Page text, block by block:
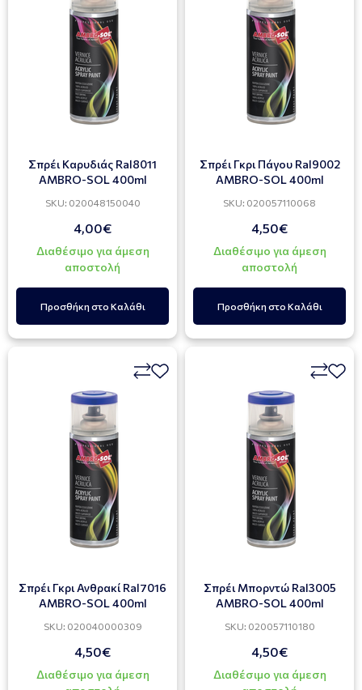
Σπρέι Καρυδιάς Ral8011
AMBRO-SOL 400ml
SKU: 020048150040
4,00€
Διαθέσιμο για άμεση
αποστολή
Προσθήκη στο Καλάθι
Σπρέι Γκρι Πάγου Ral9002
AMBRO-SOL 400ml
SKU: 020057110068
4,50€
Διαθέσιμο για άμεση
αποστολή
Προσθήκη στο Καλάθι
Σπρέι Γκρι Ανθρακί Ral7016
AMBRO-SOL 400ml
SKU: 020040000309
4,50€
Διαθέσιμο για άμεση
Σπρέι Mπορντώ Ral3005
AMBRO-SOL 400ml
SKU: 020057110180
4,50€
Διαθέσιμο για άμεση